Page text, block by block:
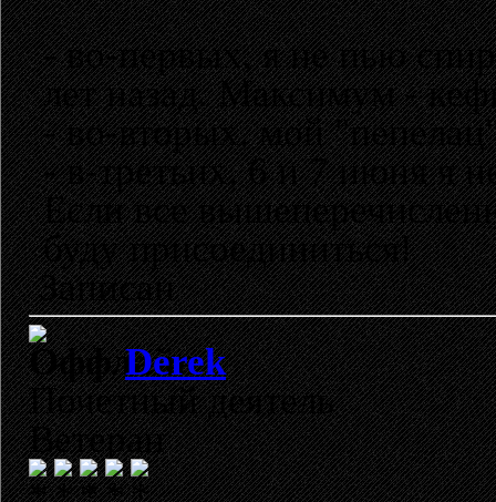
- во-первых, я не пью
лет назад. Максимум -
- во-вторых, мой
- в-третьих, 6 и 7 июня я
Если все
буду присоединиться!
Записан
Derek
Почетный деятель
Ветеран